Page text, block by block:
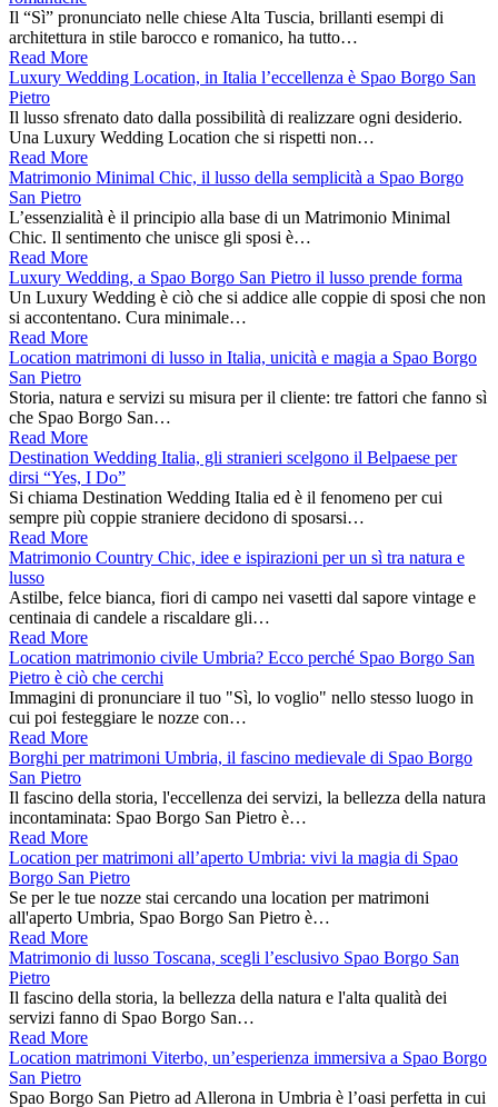
Il “Sì” pronunciato nelle chiese Alta Tuscia, brillanti esempi di
architettura in stile barocco e romanico, ha tutto…
Read More
Luxury Wedding Location, in Italia l’eccellenza è Spao Borgo San
Pietro
Il lusso sfrenato dato dalla possibilità di realizzare ogni desiderio.
Una Luxury Wedding Location che si rispetti non…
Read More
Matrimonio Minimal Chic, il lusso della semplicità a Spao Borgo
San Pietro
L’essenzialità è il principio alla base di un Matrimonio Minimal
Chic. Il sentimento che unisce gli sposi è…
Read More
Luxury Wedding, a Spao Borgo San Pietro il lusso prende forma
Un Luxury Wedding è ciò che si addice alle coppie di sposi che non
si accontentano. Cura minimale…
Read More
Location matrimoni di lusso in Italia, unicità e magia a Spao Borgo
San Pietro
Storia, natura e servizi su misura per il cliente: tre fattori che fanno sì
che Spao Borgo San…
Read More
Destination Wedding Italia, gli stranieri scelgono il Belpaese per
dirsi “Yes, I Do”
Si chiama Destination Wedding Italia ed è il fenomeno per cui
sempre più coppie straniere decidono di sposarsi…
Read More
Matrimonio Country Chic, idee e ispirazioni per un sì tra natura e
lusso
Astilbe, felce bianca, fiori di campo nei vasetti dal sapore vintage e
centinaia di candele a riscaldare gli…
Read More
Location matrimonio civile Umbria? Ecco perché Spao Borgo San
Pietro è ciò che cerchi
Immagini di pronunciare il tuo "Sì, lo voglio" nello stesso luogo in
cui poi festeggiare le nozze con…
Read More
Borghi per matrimoni Umbria, il fascino medievale di Spao Borgo
San Pietro
Il fascino della storia, l'eccellenza dei servizi, la bellezza della natura
incontaminata: Spao Borgo San Pietro è…
Read More
Location per matrimoni all’aperto Umbria: vivi la magia di Spao
Borgo San Pietro
Se per le tue nozze stai cercando una location per matrimoni
all'aperto Umbria, Spao Borgo San Pietro è…
Read More
Matrimonio di lusso Toscana, scegli l’esclusivo Spao Borgo San
Pietro
Il fascino della storia, la bellezza della natura e l'alta qualità dei
servizi fanno di Spao Borgo San…
Read More
Location matrimoni Viterbo, un’esperienza immersiva a Spao Borgo
San Pietro
Spao Borgo San Pietro ad Allerona in Umbria è l’oasi perfetta in cui